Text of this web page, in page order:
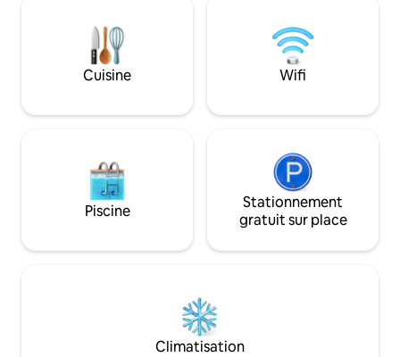
hamacs, un barbecue et un foyer près
de l'étang. Il est à 1 mile du lac Alice, alors
prenez les planches de paddle et
dirigez-vous vers le lac ! De plus,
sonore ou sacrée pendant votre séjour !
Peaks » sont
quelques
foyer au bord du
pour votre plaisir.
Cuisine Wifi
Piscine
Stationnement
gratuit sur place
Climatisation